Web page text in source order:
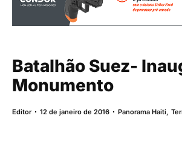
Batalhão Suez-
Monumento
Editor 12 de janeiro de 2016 Panorama Haiti,